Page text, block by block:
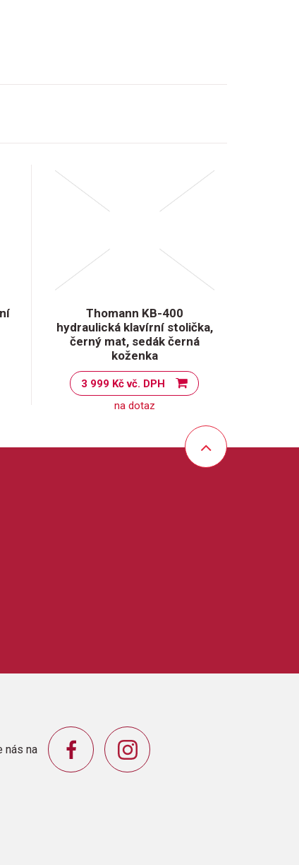
Thomann KB-400
hydraulická klavírní stolička,
černý mat, sedák černá
koženka
3 999 Kč vč. DPH
na dotaz
nás na